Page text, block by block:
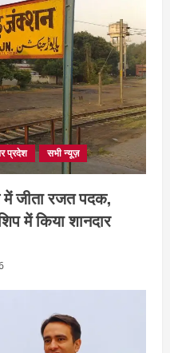
प्रदेश सभी न्यूज़
में जीता रजत पदक,
में किया शानदार